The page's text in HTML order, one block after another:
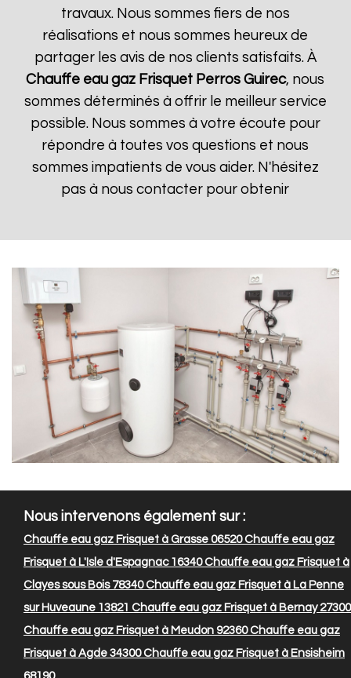
travaux. Nous sommes fiers de nos
réalisations et nous sommes heureux de
partager les avis de nos clients satisfaits. À
Chauffe eau gaz Frisquet Perros Guirec, nous
sommes déterminés à offrir le meilleur service
possible. Nous sommes à votre écoute pour
répondre à toutes vos questions et nous
sommes impatients de vous aider. N'hésitez
pas à nous contacter pour obtenir
Nous intervenons également sur :
Chauffe eau gaz Frisquet à Grasse 06520Chauffe eau gaz
Frisquet à L'Isle d'Espagnac 16340Chauffe eau gaz Frisquet à
Clayes sous Bois 78340Chauffe eau gaz Frisquet à La Penne
sur Huveaune 13821 Chauffe eau gaz Frisquet à Bernay 27300
Chauffe eau gaz Frisquet à Meudon 92360Chauffe eau gaz
Frisquet à Agde 34300Chauffe eau gaz Frisquet à Ensisheim